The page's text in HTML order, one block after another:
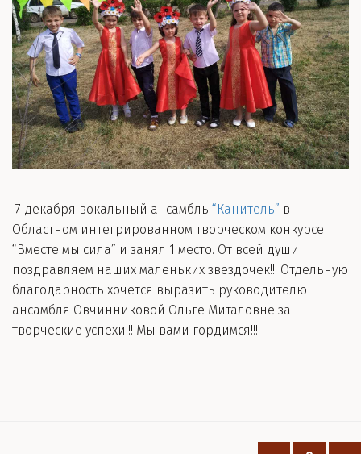
7 декабря вокальный ансамбль “Канитель” в
Областном интегрированном творческом конкурсе
“Вместе мы сила” и занял 1 место. От всей души
поздравляем наших маленьких звёздочек!!! Отдельную
благодарность хочется выразить руководителю
ансамбля Овчинниковой Ольге Миталовне за
творческие успехи!!! Мы вами гордимся!!!